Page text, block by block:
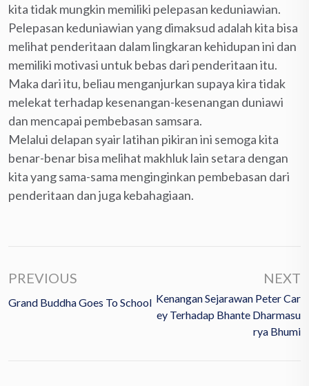
kita tidak mungkin memiliki pelepasan keduniawian.
Pelepasan keduniawian yang dimaksud adalah kita bisa
melihat penderitaan dalam lingkaran kehidupan ini dan
memiliki motivasi untuk bebas dari penderitaan itu.
Maka dari itu, beliau menganjurkan supaya kira tidak
melekat terhadap kesenangan-kesenangan duniawi
dan mencapai pembebasan samsara.
Melalui delapan syair latihan pikiran ini semoga kita
benar-benar bisa melihat makhluk lain setara dengan
kita yang sama-sama menginginkan pembebasan dari
penderitaan dan juga kebahagiaan.
PREVIOUS
Grand Buddha Goes To School
NEXT
Kenangan Sejarawan Peter Car
Ey Terhadap Bhante Dharmasu
Rya Bhumi